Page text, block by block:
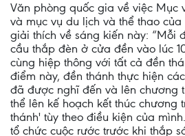
Văn phòng quốc gia về việc Mục
và mục vụ du lịch và thể thao
giải thích về sáng kiến này: “Mỗi
cầu thắp đèn ở cửa đền vào lúc
cùng hiệp thông với tất cả đền
điểm này, đền thánh thực hiện
đã được nghĩ đến và lên chương
thể lên kế hoạch kết thúc chương
thánh' tùy theo điều kiện của
tổ chức cuộc rước trước khi thắp